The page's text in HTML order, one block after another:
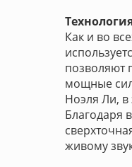
Как и во
позволяют
мощные
Ноэля Ли, в
Благодаря
живому